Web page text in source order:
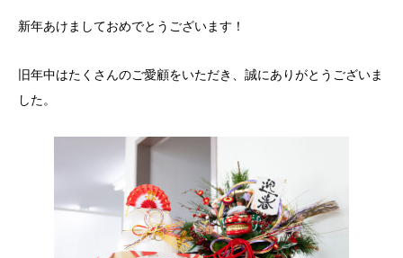
新年あけましておめでとうございます！
旧年中はたくさんのご愛顧をいただき、誠にありがとうございま
した。